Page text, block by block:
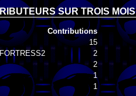
SUR TROIS MOIS
Contributions
15
2
2
1
1